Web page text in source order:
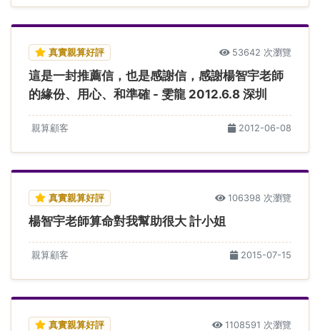
真實親算好評 53642 次瀏覽
這是一封推薦信，也是感謝信，感謝楊智宇老師
的緣份、用心、和準確 - 雯龍 2012.6.8 深圳
親算顧客 2012-06-08
真實親算好評 106398 次瀏覽
楊智宇老師算命對我幫助很大 計小姐
親算顧客 2015-07-15
真實親算好評 1108591 次瀏覽